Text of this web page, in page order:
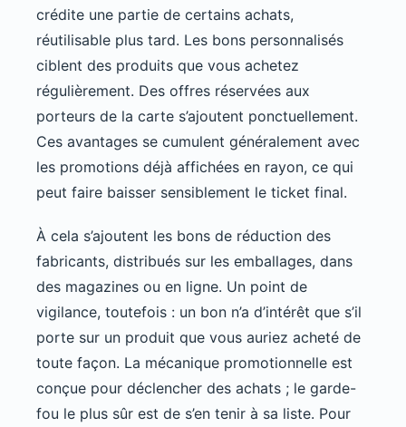
crédite une partie de certains achats,
réutilisable plus tard. Les bons personnalisés
ciblent des produits que vous achetez
régulièrement. Des offres réservées aux
porteurs de la carte s’ajoutent ponctuellement.
Ces avantages se cumulent généralement avec
les promotions déjà affichées en rayon, ce qui
peut faire baisser sensiblement le ticket final.
À cela s’ajoutent les bons de réduction des
fabricants, distribués sur les emballages, dans
des magazines ou en ligne. Un point de
vigilance, toutefois : un bon n’a d’intérêt que s’il
porte sur un produit que vous auriez acheté de
toute façon. La mécanique promotionnelle est
conçue pour déclencher des achats ; le garde-
fou le plus sûr est de s’en tenir à sa liste. Pour